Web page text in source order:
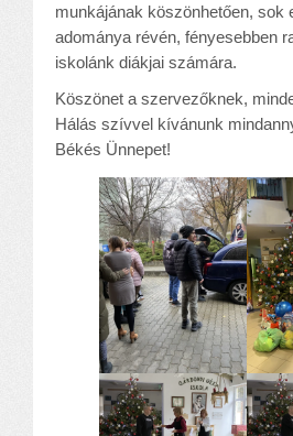
munkájának köszönhetően, sok
adománya révén, fényesebben
iskolánk diákjai számára.
Köszönet a szervezőknek,
Hálás szívvel kívánunk
Békés Ünnepet!